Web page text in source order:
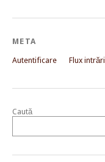
META
Autentificare Flux intrări
Caută